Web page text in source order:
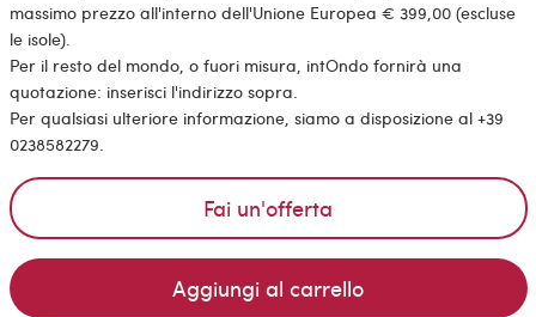
massimo prezzo all'interno dell'Unione Europea € 399,00 (escluse
le isole).
Per il resto del mondo, o fuori misura, intOndo fornirà una
quotazione: inserisci l'indirizzo sopra.
Per qualsiasi ulteriore informazione, siamo a disposizione al +39
0238582279.
Fai un'offerta
Aggiungi al carrello